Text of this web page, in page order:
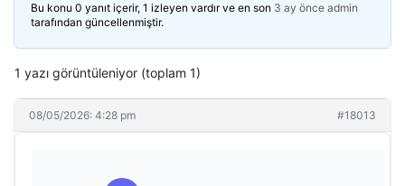
Bu konu 0 yanıt içerir, 1 izleyen vardır ve en son 3 ay önce admin
tarafından güncellenmiştir.
1 yazı görüntüleniyor (toplam 1)
08/05/2026: 4:28 pm #18013